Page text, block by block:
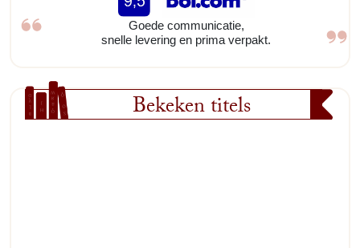
Goede communicatie,
snelle levering en prima verpakt.
Bekeken titels